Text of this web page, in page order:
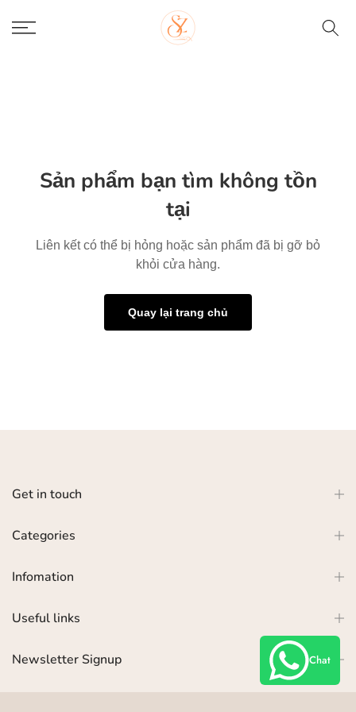
to
Sản phẩm bạn tìm không tồn
tại
Liên kết có thể bị hỏng hoặc sản phẩm đã bị gỡ bỏ
khỏi cửa hàng.
Quay lại trang chủ
Get in touch
Categories
Infomation
Useful links
Newsletter Signup Chat